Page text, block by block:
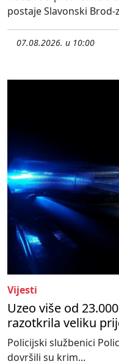
postaje Slavonski Brod-
07.08.2026. u 10:00
Vijesti
Uzeo više od
razotkrila veliku
Policijski službenici
dovršili su krim...